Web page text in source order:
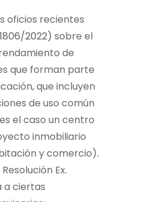
oficios recientes
2022) sobre el
de
que forman parte
que incluyen
de uso común
el caso un centro
inmobiliario
y comercio).
Ex.
a ciertas